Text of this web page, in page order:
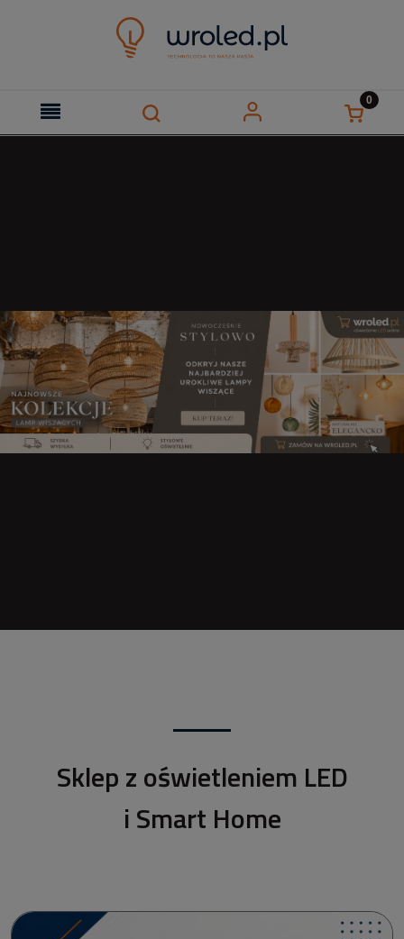
Sklep z oświetleniem LED
i Smart Home